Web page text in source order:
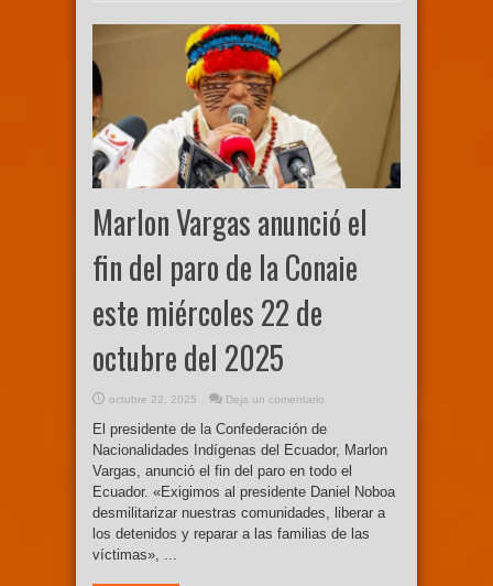
Marlon Vargas anunció el
fin del paro de la Conaie
este miércoles 22 de
octubre del 2025
octubre 22, 2025 Deja un comentario
El presidente de la Confederación de
Nacionalidades Indígenas del Ecuador, Marlon
Vargas, anunció el fin del paro en todo el
Ecuador. «Exigimos al presidente Daniel Noboa
desmilitarizar nuestras comunidades, liberar a
los detenidos y reparar a las familias de las
víctimas», ...